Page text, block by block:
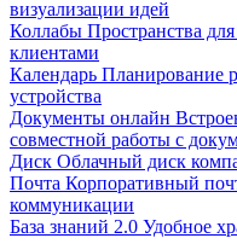
визуализации идей
Коллабы Пространства
клиентами
Календарь Планирование
устройства
Документы онлайн
совместной работы с
Диск Облачный диск
Почта Корпоративный
коммуникации
База знаний 2.0 Удобное